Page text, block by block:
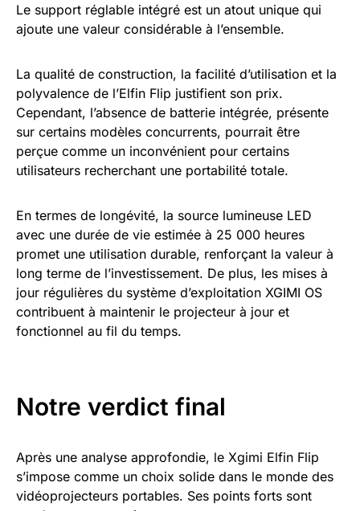
Le support réglable intégré est un atout unique qui
ajoute une valeur considérable à l’ensemble.
La qualité de construction, la facilité d’utilisation et la
polyvalence de l’Elfin Flip justifient son prix.
Cependant, l’absence de batterie intégrée, présente
sur certains modèles concurrents, pourrait être
perçue comme un inconvénient pour certains
utilisateurs recherchant une portabilité totale.
En termes de longévité, la source lumineuse LED
avec une durée de vie estimée à 25 000 heures
promet une utilisation durable, renforçant la valeur à
long terme de l’investissement. De plus, les mises à
jour régulières du système d’exploitation XGIMI OS
contribuent à maintenir le projecteur à jour et
fonctionnel au fil du temps.
Notre verdict final
Après une analyse approfondie, le Xgimi Elfin Flip
s’impose comme un choix solide dans le monde des
vidéoprojecteurs portables. Ses points forts sont